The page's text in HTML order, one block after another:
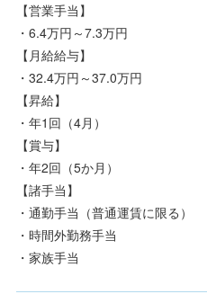
【営業手当】
・6.4万円～7.3万円
【月給給与】
・32.4万円～37.0万円
【昇給】
・年1回（4月）
【賞与】
・年2回（5か月）
【諸手当】
・通勤手当（普通運賃に限る）
・時間外勤務手当
・家族手当